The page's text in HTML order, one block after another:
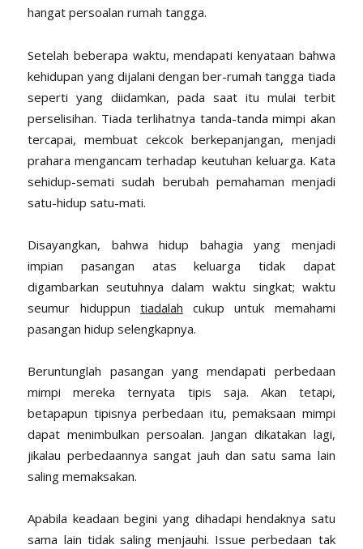
hangat persoalan rumah tangga.
Setelah beberapa waktu, mendapati kenyataan bahwa
kehidupan yang dijalani dengan ber-rumah tangga tiada
seperti yang diidamkan, pada saat itu mulai terbit
perselisihan. Tiada terlihatnya tanda-tanda mimpi akan
tercapai, membuat cekcok berkepanjangan, menjadi
prahara mengancam terhadap keutuhan keluarga. Kata
sehidup-semati sudah berubah pemahaman menjadi
satu-hidup satu-mati.
Disayangkan, bahwa hidup bahagia yang menjadi
impian pasangan atas keluarga tidak dapat
digambarkan seutuhnya dalam waktu singkat; waktu
seumur hiduppun tiadalah cukup untuk memahami
pasangan hidup selengkapnya.
Beruntunglah pasangan yang mendapati perbedaan
mimpi mereka ternyata tipis saja. Akan tetapi,
betapapun tipisnya perbedaan itu, pemaksaan mimpi
dapat menimbulkan persoalan. Jangan dikatakan lagi,
jikalau perbedaannya sangat jauh dan satu sama lain
saling memaksakan.
Apabila keadaan begini yang dihadapi hendaknya satu
sama lain tidak saling menjauhi. Issue perbedaan tak